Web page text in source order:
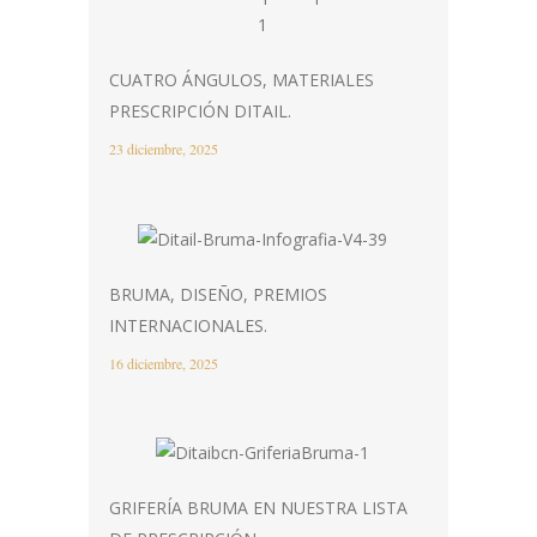
CUATRO ÁNGULOS, MATERIALES
PRESCRIPCIÓN DITAIL.
23 diciembre, 2025
BRUMA, DISEÑO, PREMIOS
INTERNACIONALES.
16 diciembre, 2025
GRIFERÍA BRUMA EN NUESTRA LISTA